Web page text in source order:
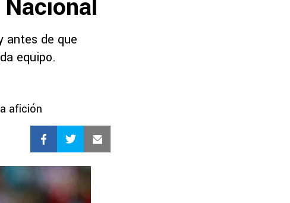
antes de que
equipo.
afición